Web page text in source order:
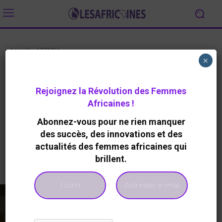
Accueil AGENDA
Bridge », un grand rendez-vous
de l’entrepreneuriat africain
Redaction 2 Juin 2026
Twitter
Rejoignez la Révolution des Femmes
Africaines !
Abonnez-vous pour ne rien manquer
des succès, des innovations et des
actualités des femmes africaines qui
brillent.
×